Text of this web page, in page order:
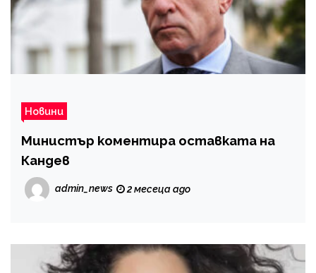
Новини
Министър коментира оставката на
Кандев
admin_news 2 месеца ago